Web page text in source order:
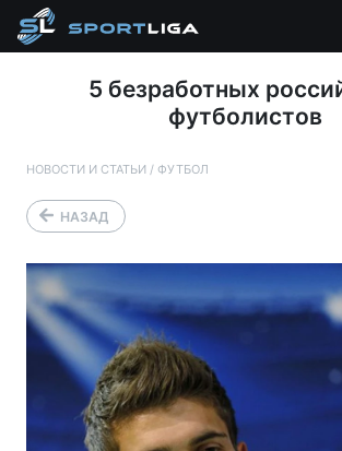
5 безработных
футболистов
НОВОСТИ И СТАТЬИ / ФУТБОЛ
НАЗАД